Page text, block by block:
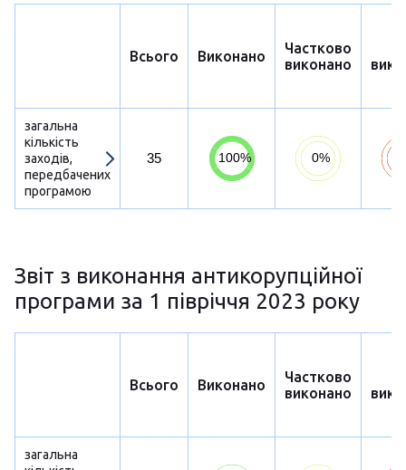
Всього Виконано
Частково
виконано
загальна
кількість
заходів,
передбачених
програмою
35
Звіт з виконання антикорупційної
програми за 1 півріччя 2023 року
Всього Виконано
Частково
виконано
загальна